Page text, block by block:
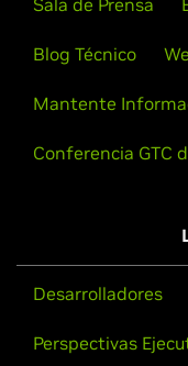
Blog Técnico
Mantente
Conferencia GTC
Desarrolladores
Perspectivas